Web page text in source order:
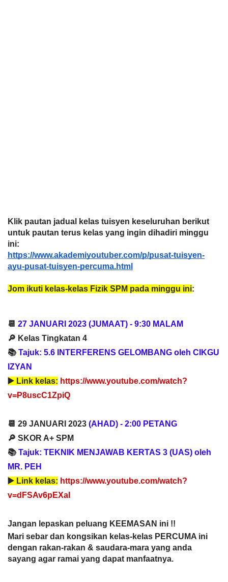
Klik pautan jadual kelas tuisyen keseluruhan berikut
untuk pautan terus kelas yang ingin dihadiri minggu
ini:
https://www.akademiyoutuber.com/p/pusat-tuisyen-
ayu-pusat-tuisyen-percuma.html
Jom ikuti kelas-kelas Fizik SPM pada minggu ini:
📆 27 JANUARI 2023 (JUMAAT) - 9:30 MALAM
🔎 Kelas Tingkatan 4
📚 Tajuk: 5.6 INTERFERENS GELOMBANG oleh CIKGU
IZYAN
▶️ Link kelas: https://www.youtube.com/watch?
v=P8uscC1ZpiQ
📆 29 JANUARI 2023 (AHAD) - 2:00 PETANG
🔎 SKOR A+ SPM
📚 Tajuk: TEKNIK MENJAWAB KERTAS 3 (UAS) oleh
MR. PEH
▶️ Link kelas: https://www.youtube.com/watch?
v=dFSAv6pEXaI
Jangan lepaskan peluang KEEMASAN ini !!
Mari sebar dan kongsikan kelas-kelas PERCUMA ini
dengan rakan-rakan & saudara-mara yang anda
sayang agar ramai yang dapat manfaatnya.